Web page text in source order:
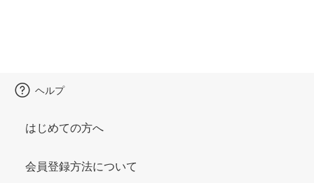
ヘルプ
はじめての方へ
会員登録方法について